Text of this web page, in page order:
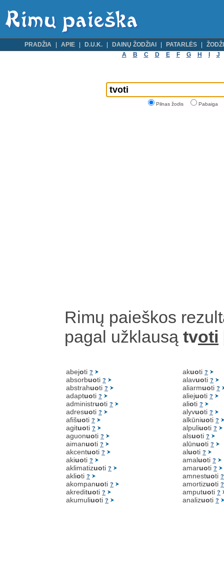
PRADŽIA APIE D.U.K. DAINŲ ŽODŽIAI PATARLĖS
A
B C D E F G H J
Pilnas žodis Pabaiga
Rimų paieškos
pagal užklausą tvoti
abejoti ?
absorbuoti ?
abstrahuoti ?
adaptuoti ?
administruoti ?
adresuoti ?
afišuoti ?
agituoti ?
aguonuoti ?
aimanuoti ?
akcentuoti ?
akiuoti ?
aklimatizuoti ?
aklioti ?
akompanuoti ?
akredituoti ?
akumuliuoti ?
akuoti ?
alavuoti ?
aliarmuoti ?
aliejuoti ?
alioti ?
alyvuoti ?
alkūniuoti ?
alpuliuoti ?
alsuoti ?
alūnuoti ?
aluoti ?
amaluoti ?
amaruoti ?
amnestuoti ?
amortizuoti ?
amputuoti ?
analizuoti ?